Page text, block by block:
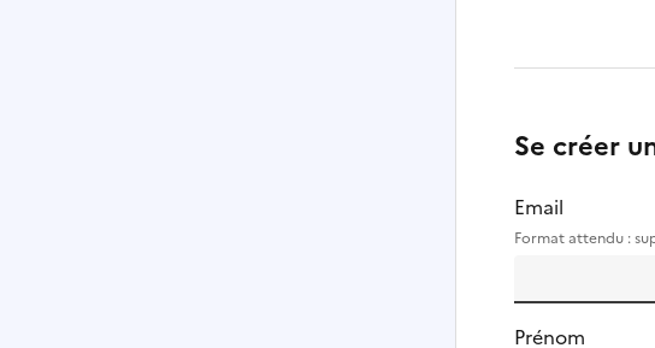
Se créer
Email
Format attendu :
Prénom